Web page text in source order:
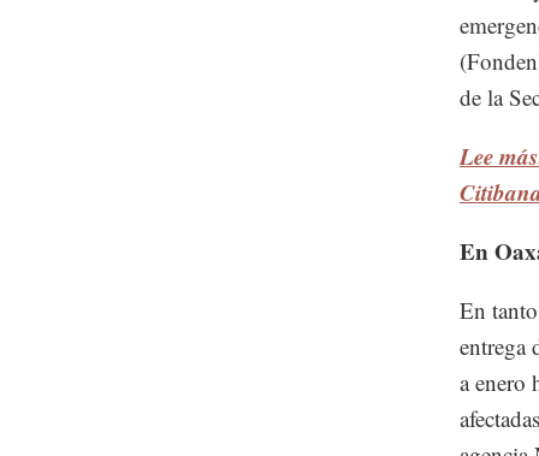
de la
Lee
En
En
entrega
a enero